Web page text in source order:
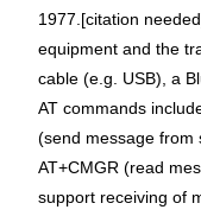
1977.[citation
equipment and the
cable (e.g. USB), a
AT commands
(send message from
AT+CMGR (read
support receiving of